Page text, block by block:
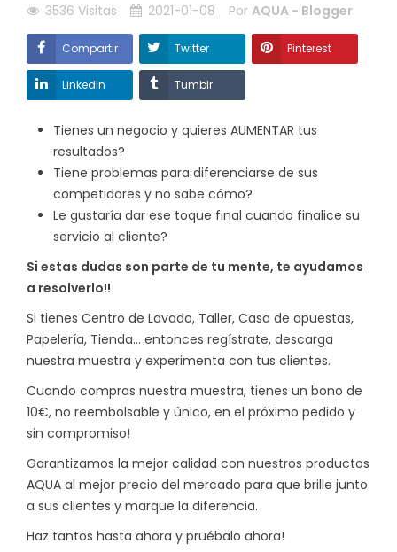
3536 Visitas 2021-01-08 Por AQUA - Blogger
Compartir Twitter Pinterest
LinkedIn Tumblr
Tienes un negocio y quieres AUMENTAR tus
resultados?
Tiene problemas para diferenciarse de sus
competidores y no sabe cómo?
Le gustaría dar ese toque final cuando finalice su
servicio al cliente?
Si estas dudas son parte de tu mente, te ayudamos
a resolverlo!!
Si tienes Centro de Lavado, Taller, Casa de apuestas,
Papelería, Tienda... entonces regístrate, descarga
nuestra muestra y experimenta con tus clientes.
Cuando compras nuestra muestra, tienes un bono de
10€, no reembolsable y único, en el próximo pedido y
sin compromiso!
Garantizamos la mejor calidad con nuestros productos
AQUA al mejor precio del mercado para que brille junto
a sus clientes y marque la diferencia.
Haz tantos hasta ahora y pruébalo ahora!